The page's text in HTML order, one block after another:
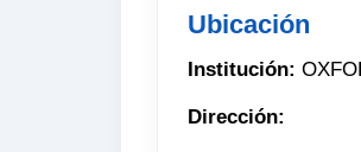
Ubicación
Institución:
Dirección: